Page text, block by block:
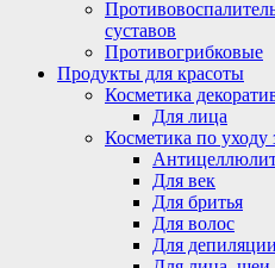
суставов
Противогрибковые
Продукты для красоты
Косметика
Для лица
Косметика по уходу
Для век
Для бритья
Для волос
Для депиляции